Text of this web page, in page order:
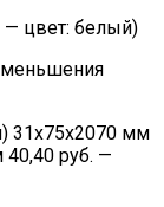
— цвет: белый)
31х75х2070 мм
руб. —